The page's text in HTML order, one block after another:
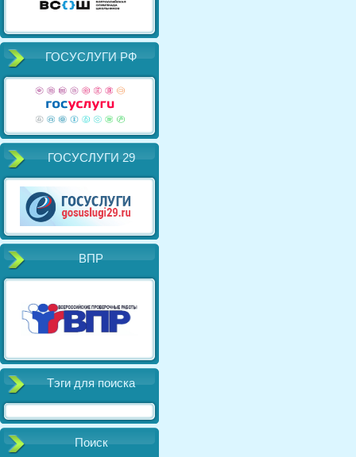
ГОСУСЛУГИ РФ
ГОСУСЛУГИ 29
ВПР
Тэги для поиска
Поиск